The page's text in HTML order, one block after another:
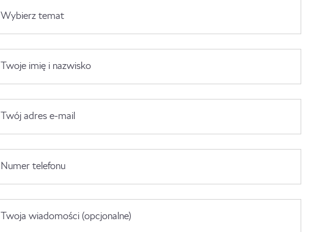
Wybierz temat
Twoje imię i nazwisko
Twój adres e-mail
Numer telefonu
Twoja wiadomości (opcjonalne)